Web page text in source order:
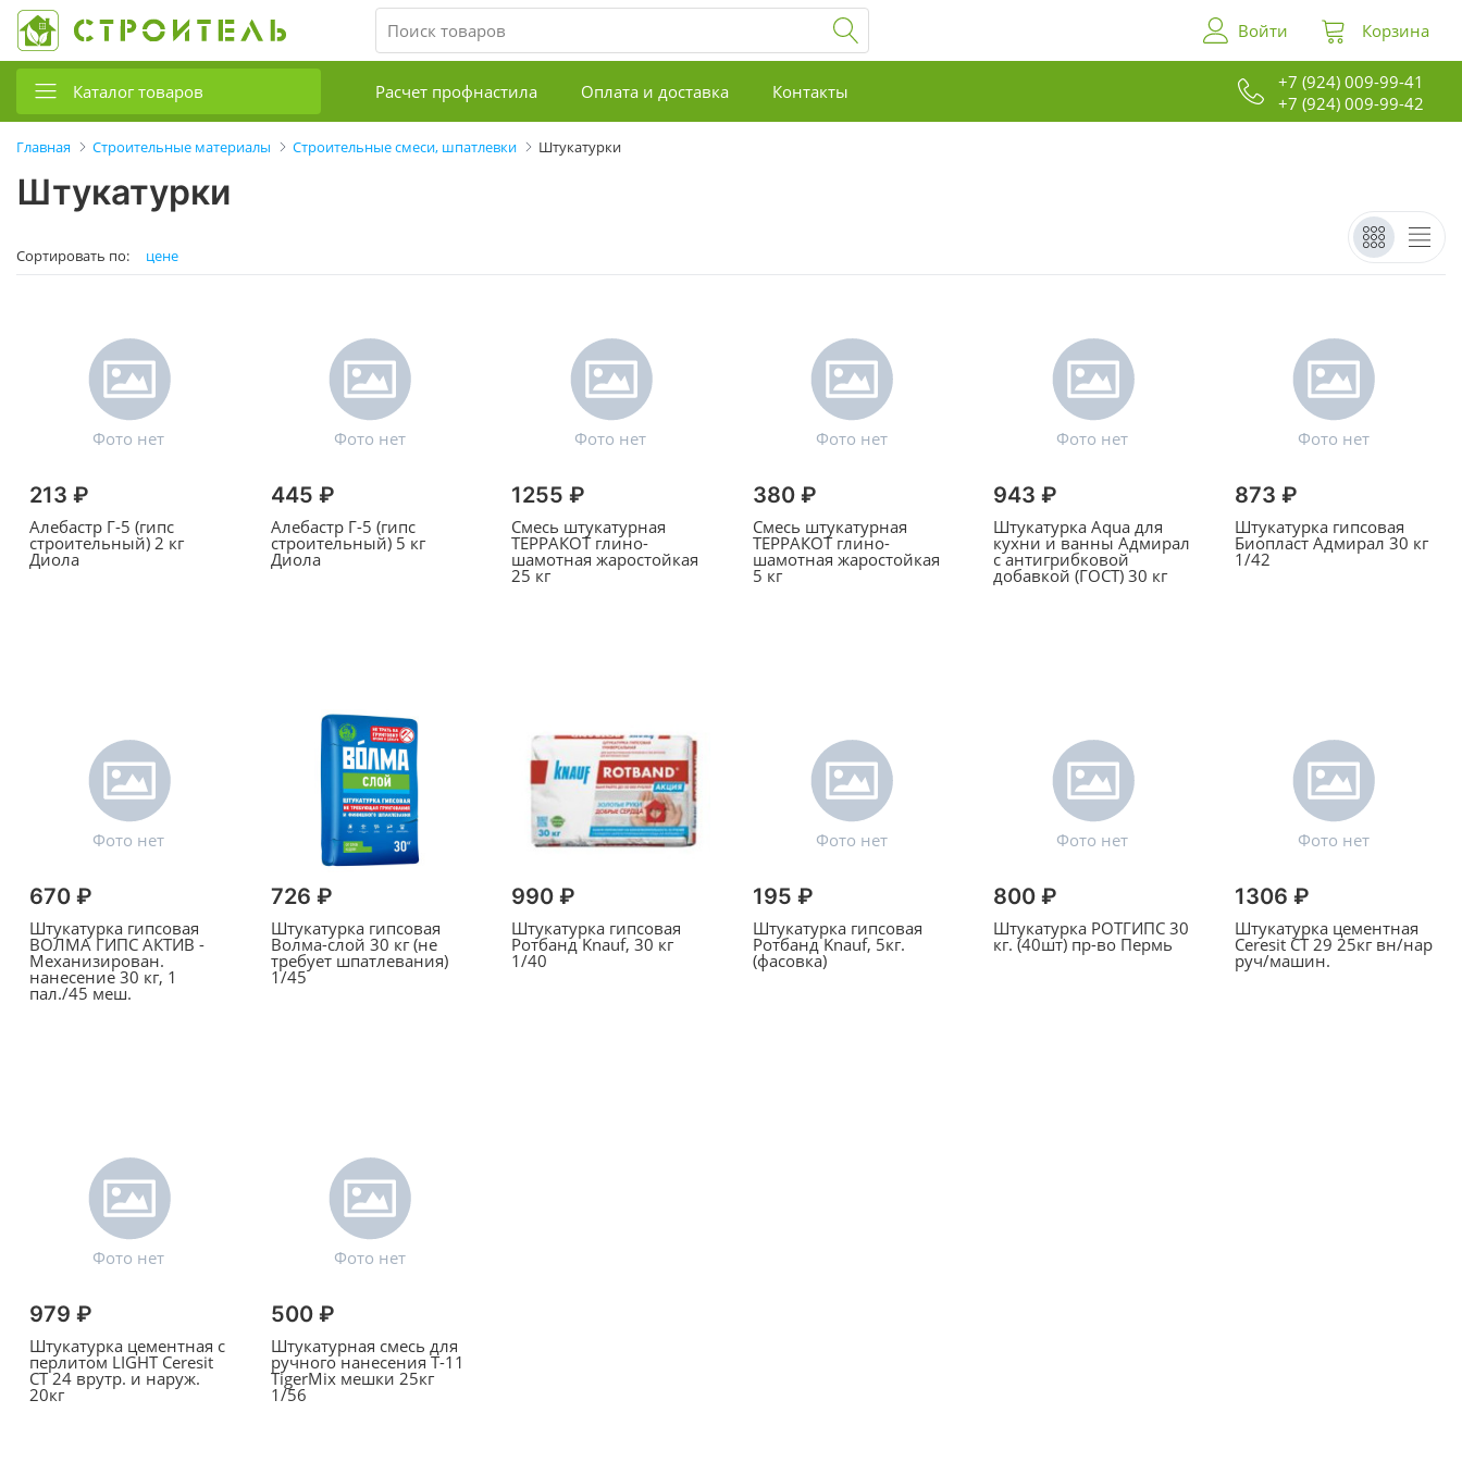
Войти Корзина
Каталог товаров Расчет профнастила Оплата и доставка Контакты
+7 (924) 009-99-41
+7 (924) 009-99-42
Главная Строительные материалы Строительные смеси, шпатлевки Штукатурки
Штукатурки
Сортировать по: цене
213 ₽
Алебастр Г-5 (гипс
строительный) 2 кг
Диола
445 ₽
Алебастр Г-5 (гипс
строительный) 5 кг
Диола
1255 ₽
Смесь штукатурная
ТЕРРАКОТ глино-
шамотная жаростойкая
25 кг
380 ₽
Смесь штукатурная
ТЕРРАКОТ глино-
шамотная жаростойкая
5 кг
943 ₽
Штукатурка Aqua для
кухни и ванны Адмирал
с антигрибковой
добавкой (ГОСТ) 30 кг
873 ₽
Штукатурка гипсовая
Биопласт Адмирал 30 кг
1/42
670 ₽
Штукатурка гипсовая
ВОЛМА ГИПС АКТИВ -
Механизирован.
нанесение 30 кг, 1
пал./45 меш.
726 ₽
Штукатурка гипсовая
Волма-слой 30 кг (не
требует шпатлевания)
1/45
990 ₽
Штукатурка гипсовая
Ротбанд Knauf, 30 кг
1/40
195 ₽
Штукатурка гипсовая
Ротбанд Knauf, 5кг.
(фасовка)
800 ₽
Штукатурка РОТГИПС 30
кг. (40шт) пр-во Пермь
1306 ₽
Штукатурка цементная
Ceresit СТ 29 25кг вн/нар
руч/машин.
979 ₽
Штукатурка цементная с
перлитом LIGHT Ceresit
СТ 24 врутр. и наруж.
20кг
500 ₽
Штукатурная смесь для
ручного нанесения Т-11
TigerMix мешки 25кг
1/56